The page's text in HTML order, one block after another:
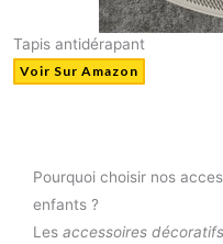
Tapis antidérapant
Voir Sur Amazon
Pourquoi choisir nos
enfants ?
Les accessoires décoratifs